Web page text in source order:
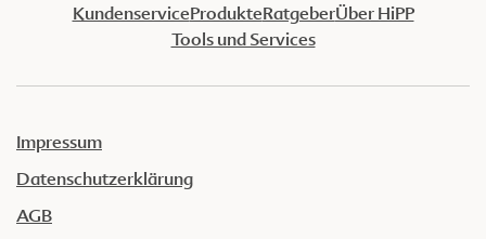
KundenserviceProdukteRatgeberÜber HiPP
Tools und Services
Impressum
Datenschutzerklärung
AGB